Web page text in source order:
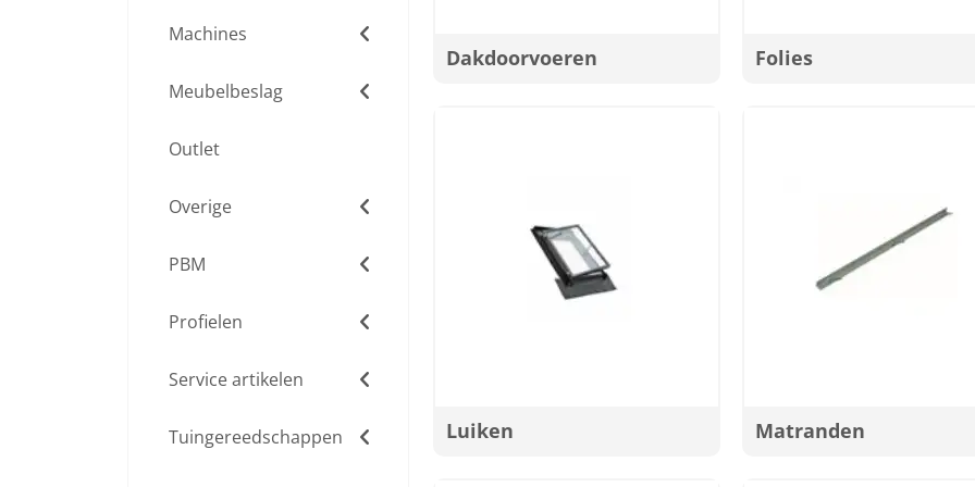
Machines
Meubelbeslag
Outlet
Overige
PBM
Profielen
Service artikelen
Tuingereedschappen
Dakdoorvoeren Folies
Luiken Matranden